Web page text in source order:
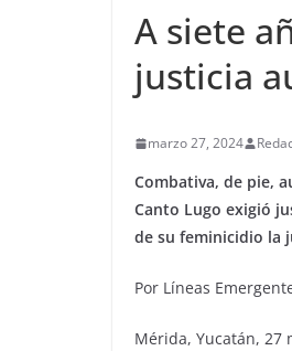
A siete
justicia
marzo 27, 2024
Combativa, de pie,
Canto Lugo exigió
de su feminicidio la
Por Líneas
Mérida, Yucatán, 27